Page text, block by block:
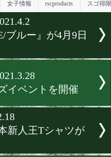
のニュース
]2021.4.2
ブルー』が4
]2021.3.28
ッズイベントを開